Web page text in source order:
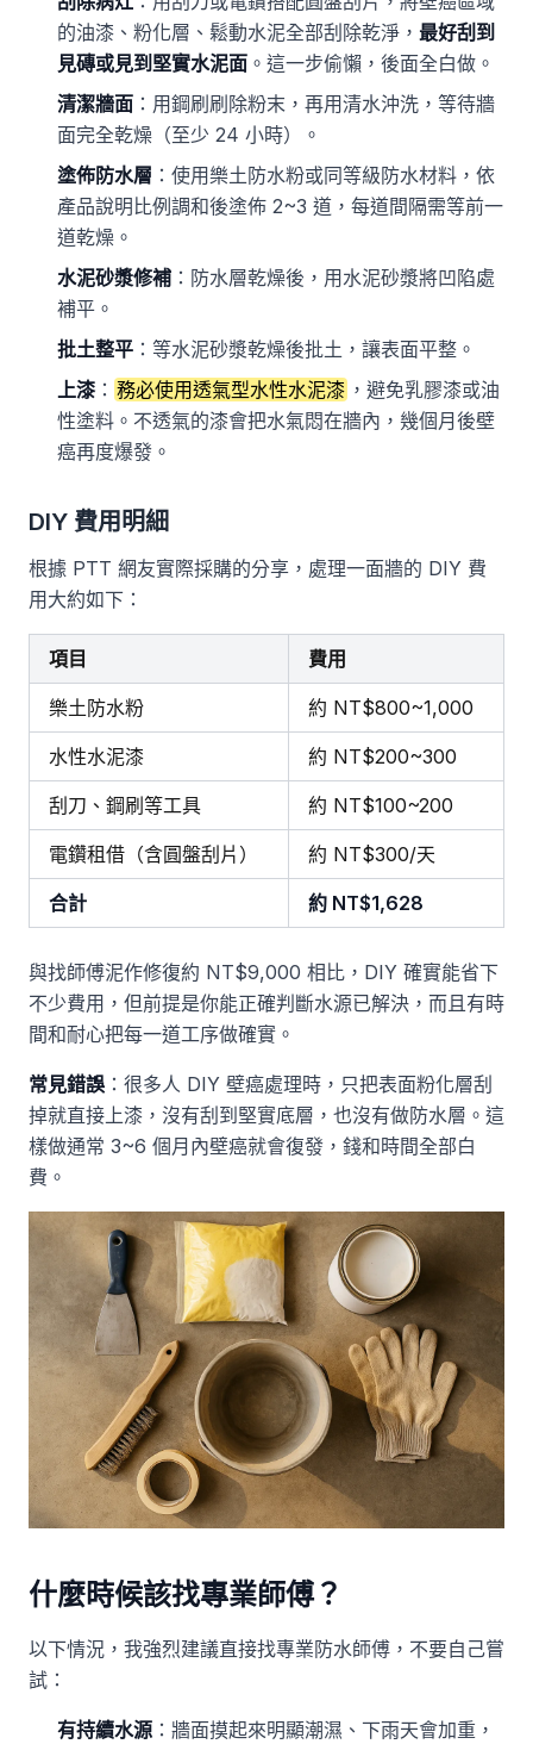
的油漆、粉化層、鬆動水泥全部刮除乾淨， 最好刮到
見磚或見到堅實水泥面 。這一步偷懶，後面全白做。
清潔牆面 ：用鋼刷刷除粉末，再用清水沖洗，等待牆
面完全乾燥（至少 24 小時）。
塗佈防水層 ：使用樂土防水粉或同等級防水材料，依
產品說明比例調和後塗佈 2~3 道，每道間隔需等前一
道乾燥。
水泥砂漿修補 ：防水層乾燥後，用水泥砂漿將凹陷處
補平。
批土整平 ：等水泥砂漿乾燥後批土，讓表面平整。
上漆 ： 務必使用透氣型水性水泥漆 ，避免乳膠漆或油
性塗料。不透氣的漆會把水氣悶在牆內，幾個月後壁
癌再度爆發。
DIY 費用明細
根據 PTT 網友實際採購的分享，處理一面牆的 DIY 費
用大約如下：
項目 費用
樂土防水粉 約 NT$800~1,000
水性水泥漆 約 NT$200~300
刮刀、鋼刷等工具 約 NT$100~200
電鑽租借（含圓盤刮片） 約 NT$300/天
合計 約 NT$1,628
與找師傅泥作修復約 NT$9,000 相比，DIY 確實能省下
不少費用，但前提是你能正確判斷水源已解決，而且有時
間和耐心把每一道工序做確實。
常見錯誤 ：很多人 DIY 壁癌處理時，只把表面粉化層刮
掉就直接上漆，沒有刮到堅實底層，也沒有做防水層。這
樣做通常 3~6 個月內壁癌就會復發，錢和時間全部白
費。
什麼時候該找專業師傅？
以下情況，我強烈建議直接找專業防水師傅，不要自己嘗
試：
有持續水源 ：牆面摸起來明顯潮濕、下雨天會加重，